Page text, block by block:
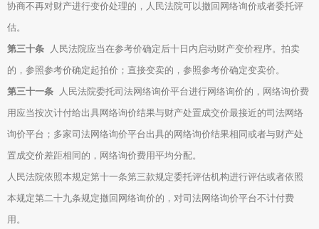
协商不再对财产进行变价处理的，人民法院可以撤回网络询价或者委托评
估。
第三十条 人民法院应当在参考价确定后十日内启动财产变价程序。拍卖
的，参照参考价确定起拍价；直接变卖的，参照参考价确定变卖价。
第三十一条 人民法院委托司法网络询价平台进行网络询价的，网络询价费
用应当按次计付给出具网络询价结果与财产处置成交价最接近的司法网络
询价平台；多家司法网络询价平台出具的网络询价结果相同或者与财产处
置成交价差距相同的，网络询价费用平均分配。
人民法院依照本规定第十一条第三款规定委托评估机构进行评估或者依照
本规定第二十九条规定撤回网络询价的，对司法网络询价平台不计付费
用。